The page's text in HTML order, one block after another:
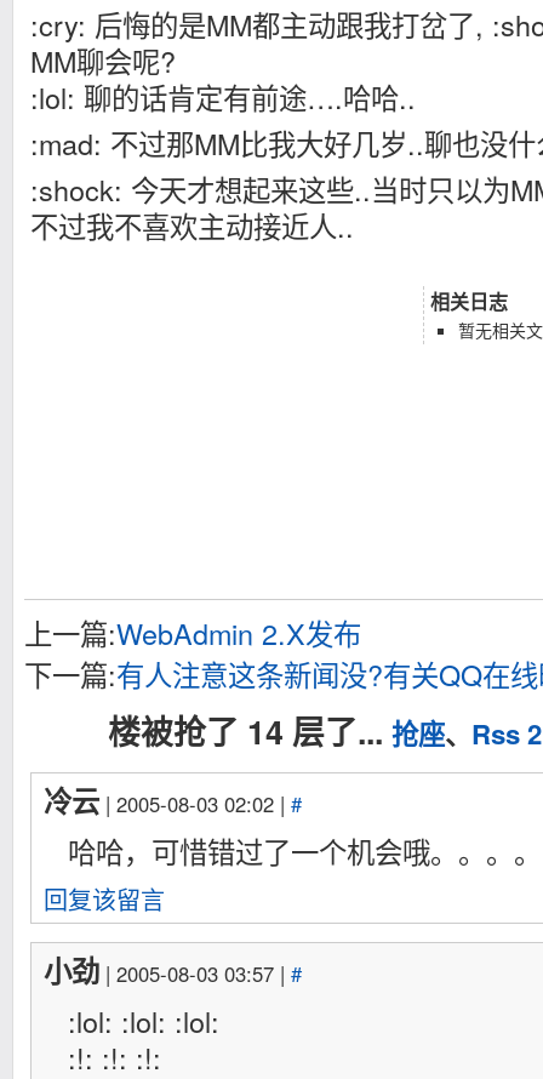
:cry: 后悔的是MM都主动跟我打岔了,
MM聊会呢?
:lol: 聊的话肯定有前途….哈哈..
:mad: 不过那MM比我大好几岁..聊也没
:shock: 今天才想起来这些..当时只以为
不过我不喜欢主动接近人..
相关日志
暂无相关
上一篇:WebAdmin 2.X发布
下一篇:有人注意这条新闻没?有关QQ在
楼被抢了 14 层了... 抢座、 Rss
冷云 | 2005-08-03 02:02 | #
哈哈，可惜错过了一个机会哦。。。。
回复该留言
小劲 | 2005-08-03 03:57 | #
:lol: :lol: :lol:
:!: :!: :!: